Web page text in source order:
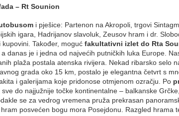
– Rt Sounion
i pješice: Partenon na Akropoli, trgovi
igara, Hadrijanov slavoluk, Zeusov hram i dr.
Također, moguć fakultativni izlet do Rta
danas je i jedna od najvećih putničkih luka Europe.
plaža postala atenska rivijera. Nekad ribarsko selo
grada oko 15 km, postalo je elegantna četvrt s
i galerijama koje pridonose otmjenom ozračju. Po
do najjužnije točke kontinentalne – balkanske
se za vedrog vremena pruža prekrasan
posvećen bogu mora Posejdonu. Razgled hrama